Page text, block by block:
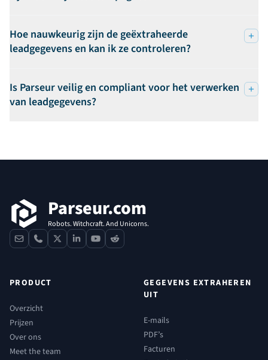
Hoe nauwkeurig zijn de geëxtraheerde
leadgegevens en kan ik ze controleren?
Is Parseur veilig en compliant voor het verwerken
van leadgegevens?
Parseur.com
Robots. Witchcraft. And Unicorns.
contactphone
x linkedinyoutube
reddit
PRODUCT
Overzicht
Prijzen
Over ons
Meet the team
GEGEVENS EXTRAHEREN
UIT
E-mails
PDF’s
Facturen